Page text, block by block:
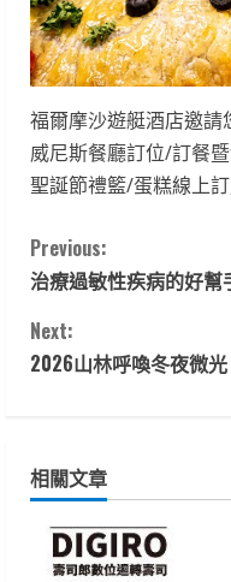
福爾摩沙遊艇酒店邀請
威尼斯餐廳訂位/訂餐
聖誕節禮籃/蛋糕線上訂
C
o
n
i
n
Previous:
治療過敏性疾病的好
Next:
2026山林呼喚冬夜微
相關文章